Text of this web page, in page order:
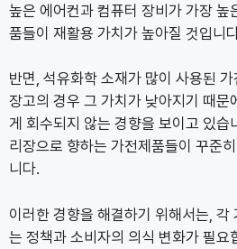
높은 에어컨과 컴퓨터 장비가 가장 높
품들이 재활용 가치가 높아질 것입니
반면, 석유화학 소재가 많이 사용된
장고의 경우 그 가치가 낮아지기 때문
게 회수되지 않는 경향을 보이고 있습
리장으로 향하는 가전제품들이 꾸준
니다.
이러한 경향을 해결하기 위해서는, 각
는 정책과 소비자의 의식 변화가 필요